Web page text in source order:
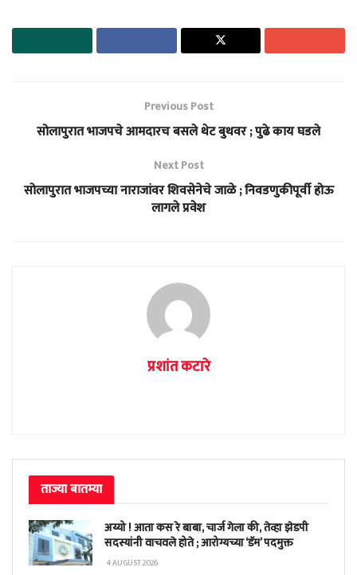
Previous Post
सोलापुरात भाजपचे आमदारच बसले थेट बुथवर ; पुढे काय घडले
Next Post
सोलापुरात भाजपच्या नाराजांवर शिवसेनेचे जाळे ; निवडणुकीपूर्वी होऊ
लागले प्रवेश
प्रशांत कटारे
ताज्या बातम्या
अय्यो ! आता कस रे बाबा, चार्ज गेला की, तेव्हा झेडपी
सदस्यांनी वाचवले होते ; आरोग्यच्या ‘डॅम’ पदमुक्त
4 AUGUST 2026